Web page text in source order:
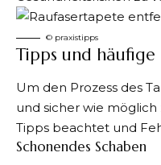
©️ praxistipps
Tipps und häufige
Um den Prozess des
und sicher wie
Tipps beachtet und
Schonendes Schaben